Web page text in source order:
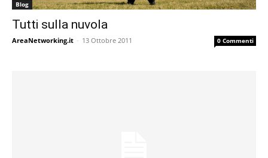
Blog
Tutti sulla nuvola
AreaNetworking.it - 13 Ottobre 2011 0 Commenti